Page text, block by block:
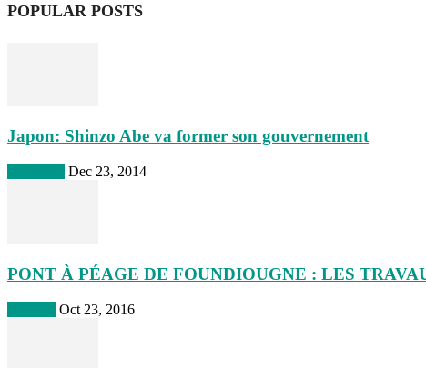
POPULAR POSTS
Japon: Shinzo Abe va former son gouvernement
Dec 23, 2014
PONT À PÉAGE DE FOUNDIOUGNE : LES
Oct 23, 2016